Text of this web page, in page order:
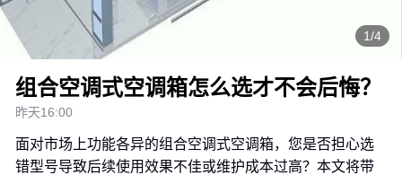
1/4
组合空调式空调箱怎么选才不会后悔？
昨天16:00
面对市场上功能各异的组合空调式空调箱，您是否担心选
错型号导致后续使用效果不佳或维护成本过高？本文将带